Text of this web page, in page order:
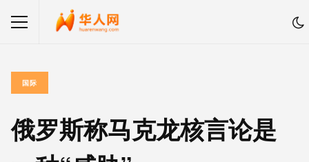
国际
俄罗斯称马克龙核言论是